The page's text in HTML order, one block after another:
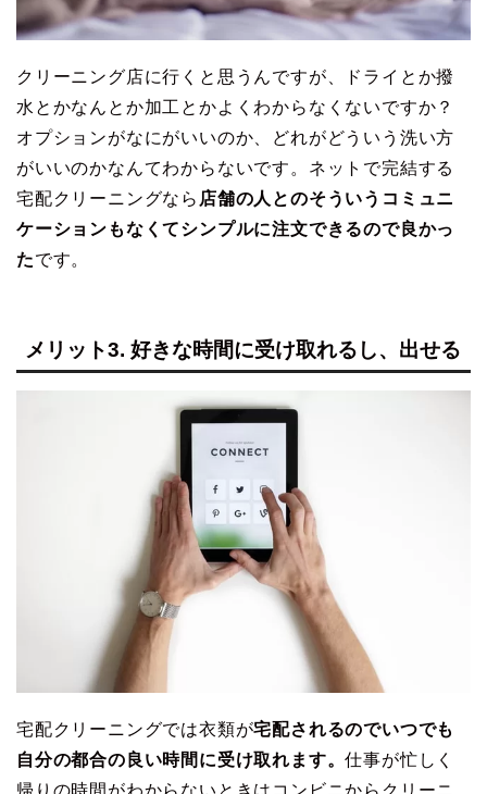
クリーニング店に行くと思うんですが、ドライとか撥
水とかなんとか加工とかよくわからなくないですか？
オプションがなにがいいのか、どれがどういう洗い方
がいいのかなんてわからないです。ネットで完結する
宅配クリーニングなら 店舗の人とのそういうコミュニ
ケーションもなくてシンプルに注文できるので良かっ
たです。
メリット3. 好きな時間に受け取れるし、出せる
宅配クリーニングでは衣類が宅配されるのでいつでも
自分の都合の良い時間に受け取れます。仕事が忙しく